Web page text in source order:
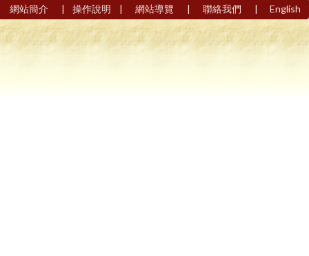
網站簡介 | 操作說明 | 網站導覽 | 聯絡我們 | English